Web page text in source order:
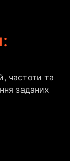
частоти та
заданих